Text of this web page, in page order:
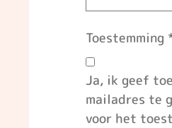
Toestemming
Ja, ik geef
mailadres te
voor het